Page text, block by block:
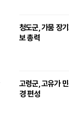
청도군, 가뭄 장
보 총력
고령군, 고유가
경 편성